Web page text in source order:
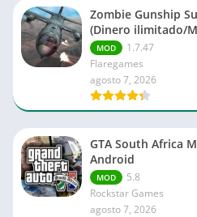
Zombie Gunship
(Dinero ilimitado/
MOD
1.7.47
Flaregames
agosto 7, 2026
GTA South Africa
Android
MOD
5.8
Rockstar Games
agosto 7, 2026